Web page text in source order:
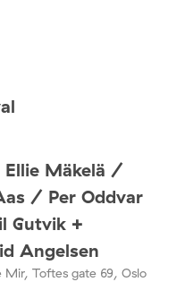
Ellie Mäkelä /
/ Per Oddvar
Gutvik +
Angelsen
Toftes gate 69, Oslo